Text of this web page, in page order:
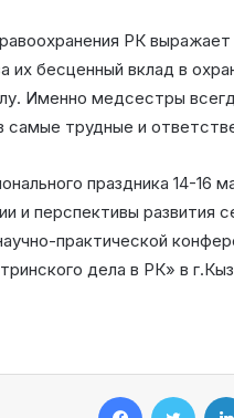
РК
их бесценный вклад в
Именно медсестры
самые трудные и
праздника 14-
и перспективы развития
практической
дела в РК» в